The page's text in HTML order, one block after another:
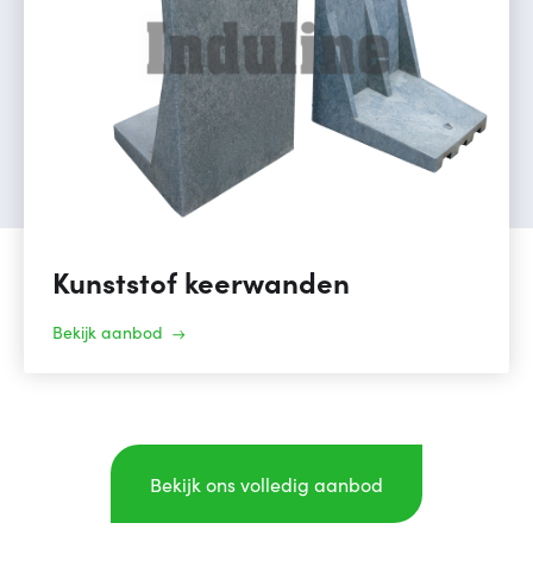
Kunststof keerwanden
Bekijk aanbod
Bekijk ons volledig aanbod